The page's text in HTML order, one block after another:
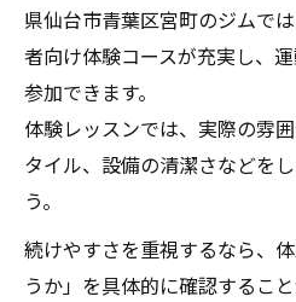
県仙台市青葉区宮町のジムで
者向け体験コースが充実し、
参加できます。
体験レッスンでは、実際の雰
タイル、設備の清潔さなどを
う。
続けやすさを重視するなら、
うか」を具体的に確認するこ